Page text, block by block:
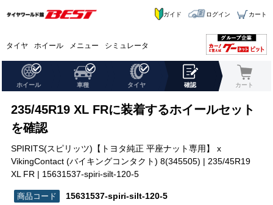
タイヤ ホイール メニュー シミュレータ
ガイド ログイン カート
ホイール 車種 タイヤ 確認 カート
235/45R19 XL FRに装着するホイールセット
を確認
SPIRITS(スピリッツ)【トヨタ純正 平座ナット専用】 x
VikingContact (バイキングコンタクト) 8(345505) | 235/45R19
XL FR | 15631537-spiri-silt-120-5
15631537-spiri-silt-120-5